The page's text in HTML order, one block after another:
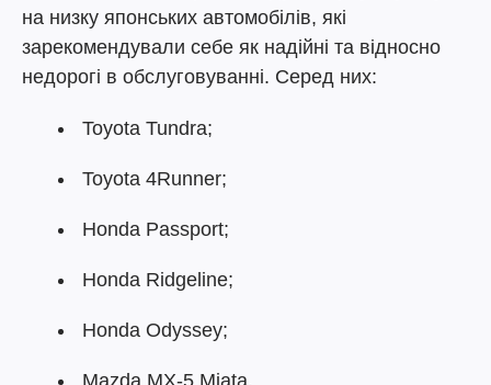
на низку японських автомобілів, які
зарекомендували себе як надійні та відносно
недорогі в обслуговуванні. Серед них:
Toyota Tundra;
Toyota 4Runner;
Honda Passport;
Honda Ridgeline;
Honda Odyssey;
Mazda MX-5 Miata.